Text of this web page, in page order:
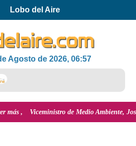
Lobo del Aire
Agosto de 2026, 06:57
Viceministro de Medio Ambiente, José